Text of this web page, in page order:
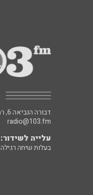
דבורה הנביאה 6, רמת השרון
radio@103.fm
עלייה לשידור: 0552-103-103
בעלות שיחה רגילה